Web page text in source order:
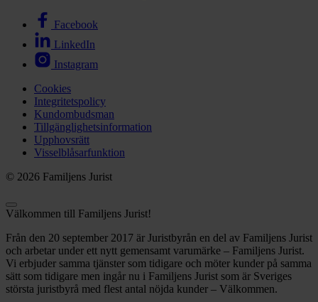
Facebook
LinkedIn
Instagram
Cookies
Integritetspolicy
Kundombudsman
Tillgänglighetsinformation
Upphovsrätt
Visselblåsarfunktion
© 2026 Familjens Jurist
Välkommen till Familjens Jurist!
Från den 20 september 2017 är Juristbyrån en del av Familjens Jurist
och arbetar under ett nytt gemensamt varumärke – Familjens Jurist.
Vi erbjuder samma tjänster som tidigare och möter kunder på samma
sätt som tidigare men ingår nu i Familjens Jurist som är Sveriges
största juristbyrå med flest antal nöjda kunder – Välkommen.